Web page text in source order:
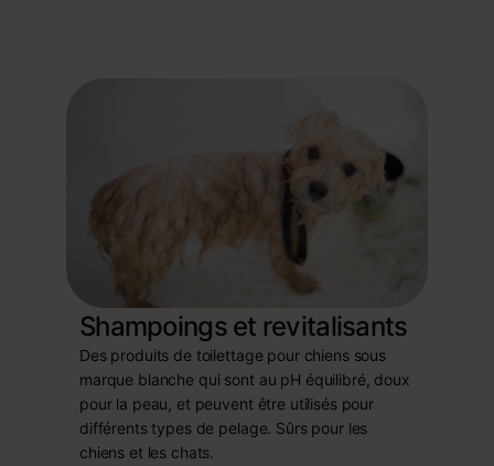
Shampoings et revitalisants
Des produits de toilettage pour chiens sous
marque blanche qui sont au pH équilibré, doux
pour la peau, et peuvent être utilisés pour
différents types de pelage. Sûrs pour les
chiens et les chats.